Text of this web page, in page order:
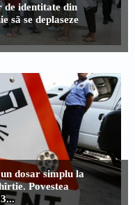
de identitate din
să se deplaseze
dosar simplu la
Povestea